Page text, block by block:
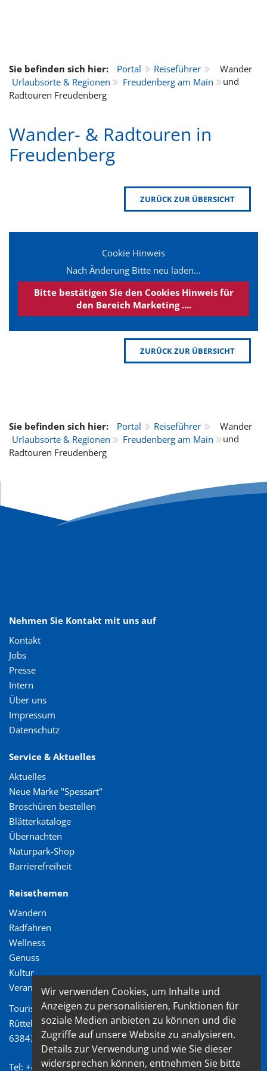
Sie befinden sich hier: Portal
Reiseführer
Urlaubsorte & Regionen
Freudenberg am Main
Wander
und
Radtouren Freudenberg
Wander- & Radtouren in
Freudenberg
ZURÜCK ZUR ÜBERSICHT
Cookie Hinweis
Nach Änderung Bitte neu laden...
Bitte bestätigen Sie den Cookies Hinweis für
den Bereich Marketing ....
ZURÜCK ZUR ÜBERSICHT
Sie befinden sich hier: Portal
Reiseführer
Urlaubsorte & Regionen
Freudenberg am Main
Wander
und
Radtouren Freudenberg
Nehmen Sie Kontakt mit uns auf
Kontakt
Jobs
Presse
Intern
Über uns
Impressum
Datenschutz
Service & Aktuelles
Aktuelles
Neue Marke "Spessart"
Broschüren bestellen
Blätterkataloge
Übernachten
Naturpark-Shop
Barrierefreiheit
Reisethemen
Wandern
Radfahren
Wellness
Genuss
Kultur
Veranstaltungen
Tourismusverband Spessart-Mainland e.V.
Rüttelweg 7
63843 Niedernberg
Tel: +49 (0) 6028/ 99 89 72 2
Wir verwenden Cookies, um Inhalte und
Anzeigen zu personalisieren, Funktionen für
soziale Medien anbieten zu können und die
Zugriffe auf unsere Website zu analysieren.
Details zur Verwendung und wie Sie dieser
widersprechen können, entnehmen Sie bitte